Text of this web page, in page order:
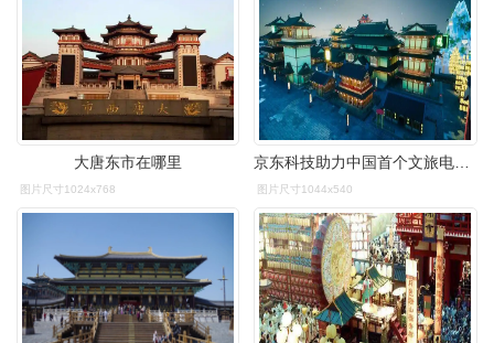
大唐东市在哪里
图片尺寸1024x768
京东科技助力中国首个文旅电商元宇宙,大唐灵境东市开市在即_京东集团
图片尺寸1044x540